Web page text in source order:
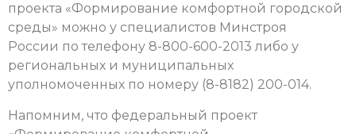
проекта «Формирование комфортной городской
среды» можно у специалистов Минстроя
России по телефону 8-800-600-2013 либо у
региональных и муниципальных
уполномоченных по номеру (8-8182) 200-014.
Напомним, что федеральный проект